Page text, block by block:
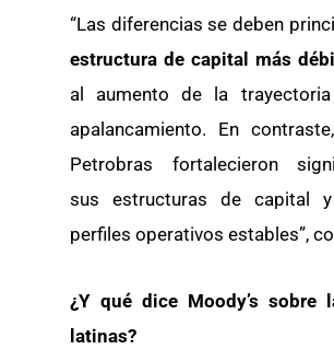
“Las diferencias se deben
estructura de capital más
al aumento de la
apalancamiento. En
Petrobras fortalecieron
sus estructuras de capital y
perfiles operativos estables”,
¿Y qué dice Moody’s sobre
latinas?